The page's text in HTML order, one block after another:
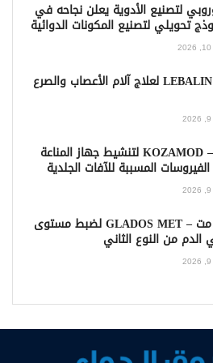
لتصنيع الأدوية يعلن نجاحه في
تحويلي لتصنيع المكونات الدوائية
ليبالين – LEBALIN لعلاج آلام الأعصاب والصرع
كوزامود – KOZAMOD لتنشيط جهاز المناعة
المسببة للآفات الجلدية
جلادوس مت – GLADOS MET لضبط مستوى
من النوع الثاني